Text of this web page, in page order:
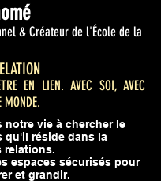
& Créateur de l'École de la
EN LIEN. AVEC SOI, AVEC
MONDE.
notre vie à chercher le
qu'il réside dans la
relations.
espaces sécurisés pour
et grandir.